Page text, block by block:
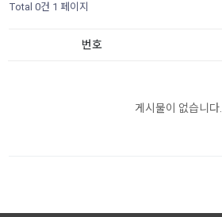
Total 0건 1 페이지
번호
게시물이 없습니다.